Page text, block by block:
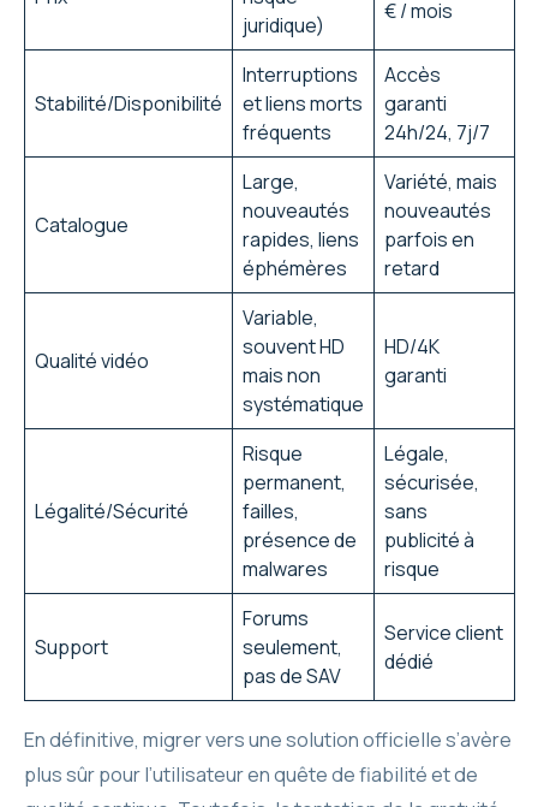
juridique)
€ / mois
Stabilité/Disponibilité
Interruptions
et liens morts
fréquents
Accès
garanti
24h/24, 7j/7
Catalogue
Large,
nouveautés
rapides, liens
éphémères
Variété, mais
nouveautés
parfois en
retard
Qualité vidéo
Variable,
souvent HD
mais non
systématique
HD/4K
garanti
Légalité/Sécurité
Risque
permanent,
failles,
présence de
malwares
Légale,
sécurisée,
sans
publicité à
risque
Support
Forums
seulement,
pas de SAV
Service client
dédié
En définitive, migrer vers une solution officielle s’avère
plus sûr pour l’utilisateur en quête de fiabilité et de